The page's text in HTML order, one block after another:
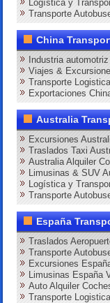
Logística y
Transporte
China
Industria
Viajes &
Transporte
Exportaciones
Australia
Excursiones
Traslados Taxi
Australia Alquiler
Limusinas & SUV
Logística y
Transporte
España
Traslados
Transporte
Excursiones
Limusinas España
Auto Alquiler
Transporte